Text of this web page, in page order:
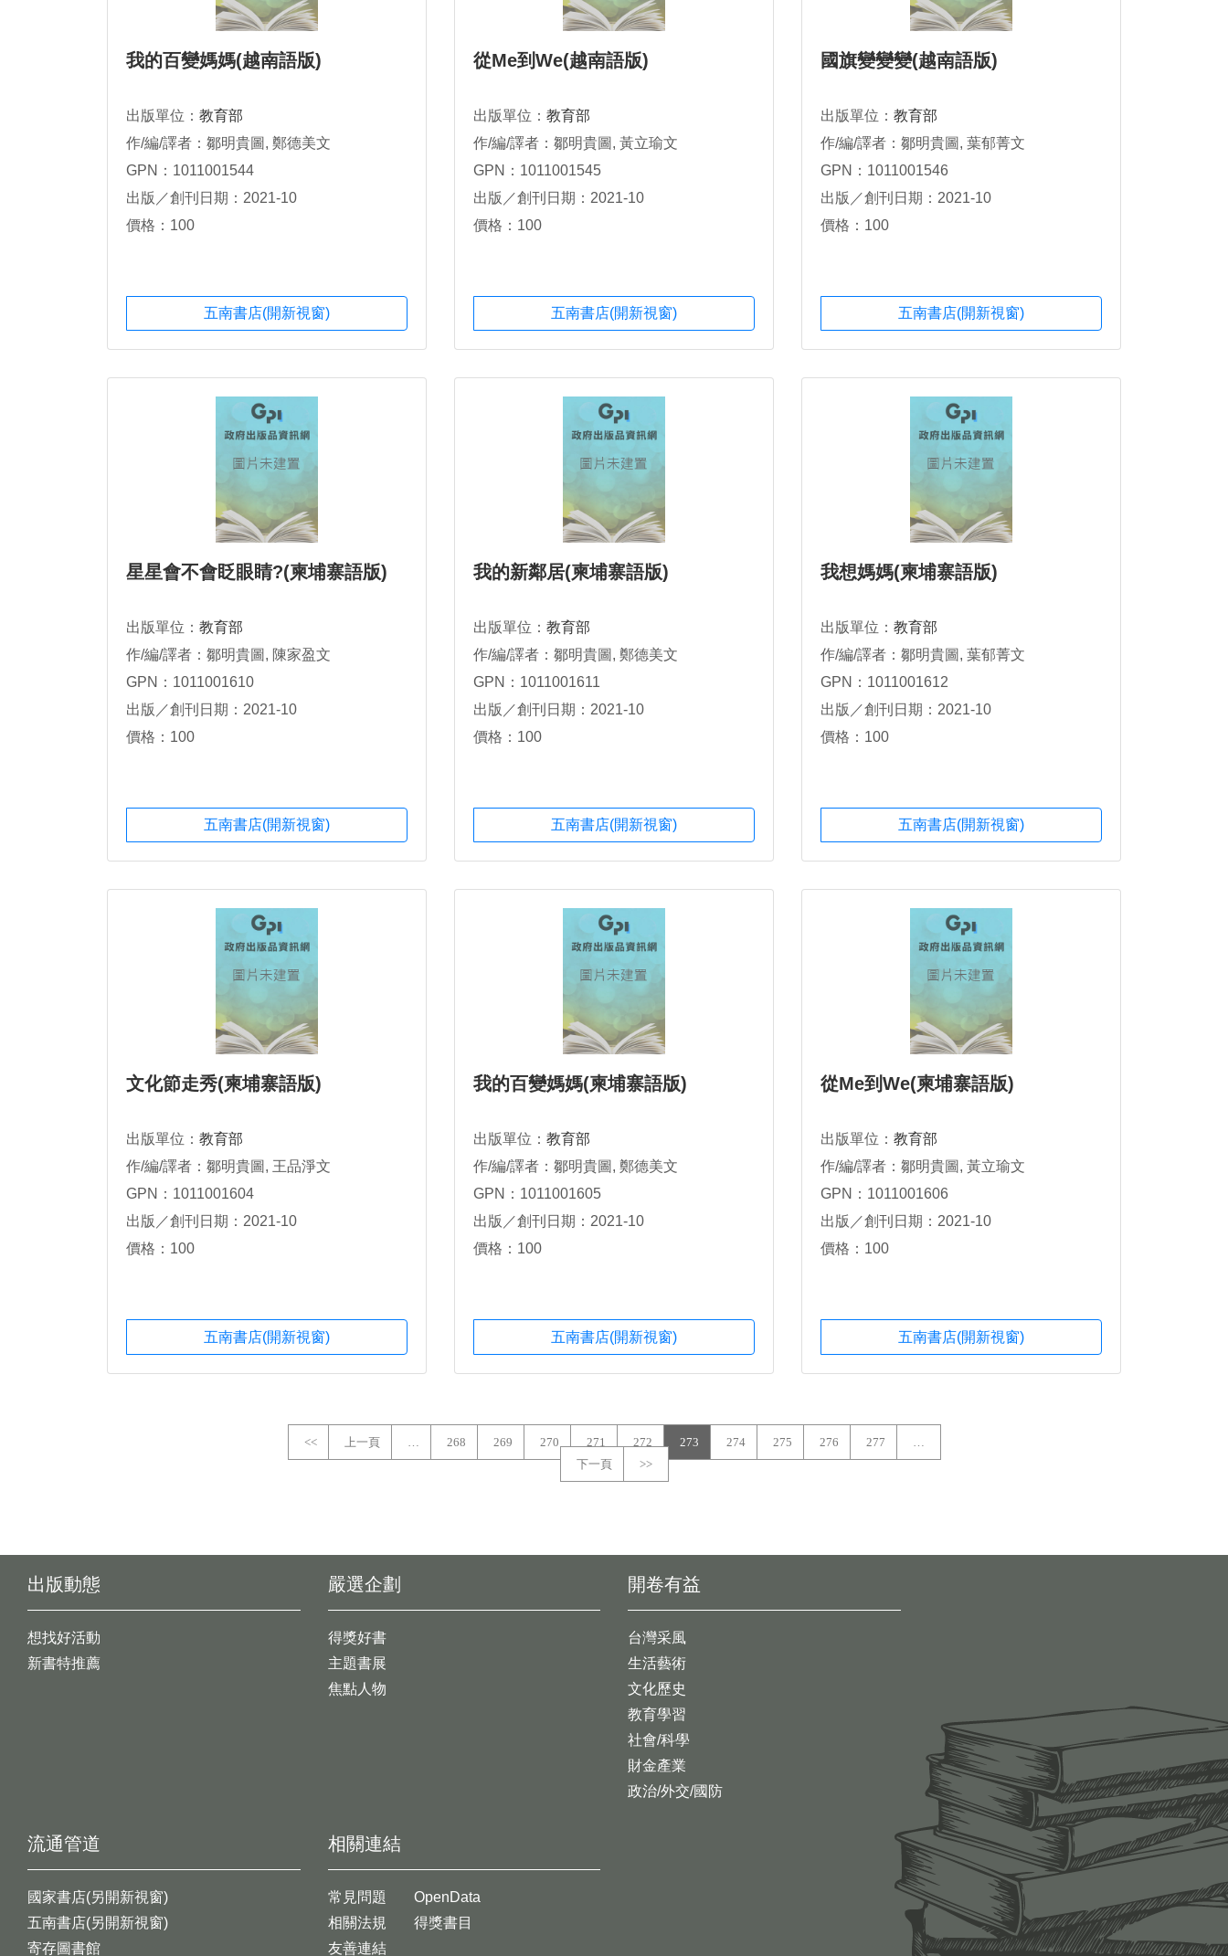
我的百變媽媽(越南語版)
出版單位： 教育部
作/編/譯者：鄒明貴圖, 鄭德美文
GPN：1011001544
出版／創刊日期：2021-10
價格：100
五南書店(開新視窗)
從Me到We(越南語版)
出版單位： 教育部
作/編/譯者：鄒明貴圖, 黃立瑜文
GPN：1011001545
出版／創刊日期：2021-10
價格：100
五南書店(開新視窗)
國旗變變變(越南語版)
出版單位： 教育部
作/編/譯者：鄒明貴圖, 葉郁菁文
GPN：1011001546
出版／創刊日期：2021-10
價格：100
五南書店(開新視窗)
星星會不會眨眼睛?(柬埔寨語版)
出版單位： 教育部
作/編/譯者：鄒明貴圖, 陳家盈文
GPN：1011001610
出版／創刊日期：2021-10
價格：100
五南書店(開新視窗)
我的新鄰居(柬埔寨語版)
出版單位： 教育部
作/編/譯者：鄒明貴圖, 鄭德美文
GPN：1011001611
出版／創刊日期：2021-10
價格：100
五南書店(開新視窗)
我想媽媽(柬埔寨語版)
出版單位： 教育部
作/編/譯者：鄒明貴圖, 葉郁菁文
GPN：1011001612
出版／創刊日期：2021-10
價格：100
五南書店(開新視窗)
文化節走秀(柬埔寨語版)
出版單位： 教育部
作/編/譯者：鄒明貴圖, 王品淨文
GPN：1011001604
出版／創刊日期：2021-10
價格：100
五南書店(開新視窗)
我的百變媽媽(柬埔寨語版)
出版單位： 教育部
作/編/譯者：鄒明貴圖, 鄭德美文
GPN：1011001605
出版／創刊日期：2021-10
價格：100
五南書店(開新視窗)
從Me到We(柬埔寨語版)
出版單位： 教育部
作/編/譯者：鄒明貴圖, 黃立瑜文
GPN：1011001606
出版／創刊日期：2021-10
價格：100
五南書店(開新視窗)
<< 上一頁 268 269 270 271 272 273 274 275 276 277
下一頁
>>
出版動態
想找好活動
新書特推薦
開卷有益
台灣采風
生活藝術
文化歷史
教育學習
社會/科學
財金產業
政治/外交/國防
嚴選企劃
得獎好書
主題書展
焦點人物
流通管道
國家書店(另開新視窗)
五南書店(另開新視窗)
寄存圖書館
相關連結
常見問題
相關法規
友善連結
OpenData
得獎書目